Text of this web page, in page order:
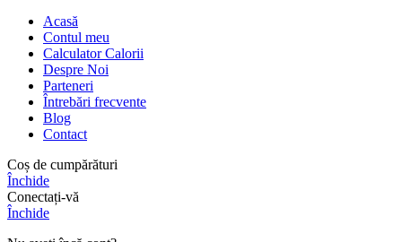
Acasă
Contul meu
Calculator Calorii
Despre Noi
Parteneri
Întrebări frecvente
Blog
Contact
Coș de cumpărături
Închide
Conectați-vă
Închide